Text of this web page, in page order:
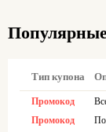
Тип купона
Промокод
Промокод